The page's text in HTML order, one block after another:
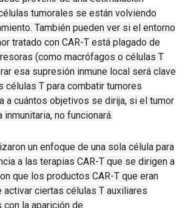
tumorales se están volviendo
También pueden ver si el entorno
tratado con CAR-T está plagado de
(como macrófagos o células T
esa supresión inmune local será clave
células T para combatir tumores
a cuántos objetivos se dirija, si el tumor
no funcionará.
un enfoque de una sola célula para
a las terapias CAR-T que se dirigen a
que los productos CAR-T que eran
activar ciertas células T auxiliares
la aparición de